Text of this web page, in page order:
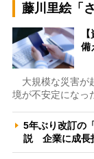
藤川里絵「
備
大規模な災害が
境が不安定になっ
5年ぶり改訂の
説 企業に成長